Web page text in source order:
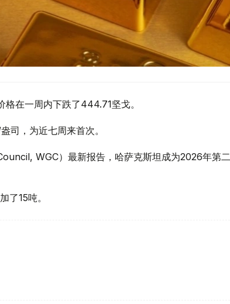
在一周内下跌了444.71坚戈。
司，为近七周来首次。
WGC）最新报告，哈萨克斯坦成为2026年第二
了15吨。